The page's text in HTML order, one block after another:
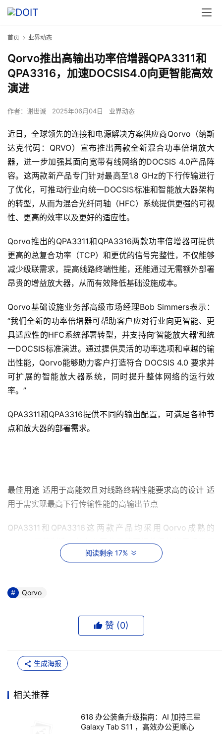
首页 业界动态
Qorvo推出高输出功率倍增器QPA3311和
QPA3316，加速DOCSIS4.0向更智能高效
演进
作者： 谢世诚 2025年06月04日 业界动态
近日，全球领先的连接和电源解决方案供应商Qorvo（纳斯
达克代码：QRVO）宣布推出两款全新混合功率倍增放大
器，进一步加强其面向宽带有线网络的DOCSIS 4.0产品阵
容。这两款新产品专门针对最高至1.8 GHz的下行传输进行
了优化，可推动行业向统一DOCSIS标准和智能放大器架构
的转型，从而为混合光纤同轴（HFC）系统提供更强的可视
性、更高的效率以及更好的适应性。
Qorvo推出的QPA3311和QPA3316两款功率倍增器可提供
更高的总复合功率（TCP）和更优的信号完整性，不仅能够
减少级联需求，提高线路终端性能，还能通过无需额外部署
昂贵的增益放大器，从而有效降低基础设施成本。
Qorvo基础设施业务部高级市场经理Bob Simmers表示：
“我们全新的功率倍增器可帮助客户应对行业向更智能、更
具适应性的HFC系统部署转型，并支持向‘智能放大器’和统
一DOCSIS标准演进。通过提供灵活的功率选项和卓越的输
出性能，Qorvo能够助力客户打造符合 DOCSIS 4.0 要求并
可扩展的智能放大器系统，同时提升整体网络的运行效
率。”
QPA3311和QPA3316提供不同的输出配置，可满足各种节
点和放大器的部署需求。
最佳用途 适用于高能效且对线路终端性能要求高的设计 适
用于需实现最高下行传输性能的高输出节点
QPA3311和QPA3316这两款产品均采用Qorvo成熟的
GaN25工艺制造，并在公司位于德国纽伦堡的世界级工厂
DOCSIS 4.0产品组合，为客户提供业界最全面的混合放大
器、单芯片微波集成电路（MMIC）、控制产品及均衡器，
阅读剩余 17%
Qorvo
赞 (0)
生成海报
相关推荐
618 办公装备升级指南：AI 加持三星
Galaxy Tab S11 ，高效办公更顺心